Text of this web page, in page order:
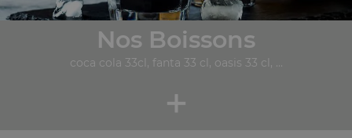
Nos Boissons
coca cola 33cl, fanta 33 cl, oasis 33 cl, ...
+